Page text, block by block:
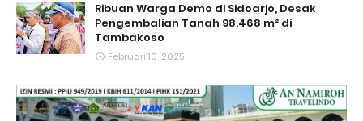
Ribuan Warga Demo di Sidoarjo, Desak
Pengembalian Tanah 98.468 m² di
Tambakoso
Februari 10, 2025